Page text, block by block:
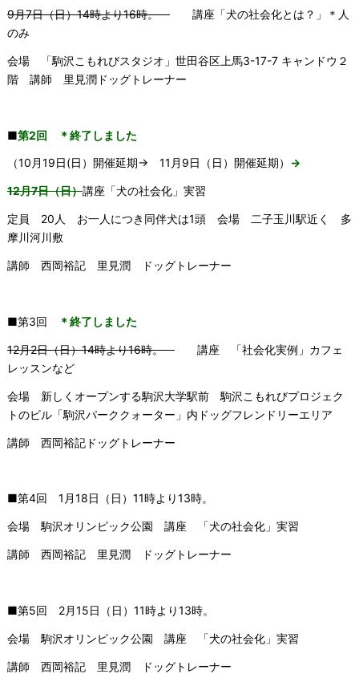
9月7日（日）14時より16時。講座「犬の社会化とは？」＊人
のみ
会場 「駒沢こもれびスタジオ」世田谷区上馬3-17-7 キャンドウ２
階 講師 里見潤ドッグトレーナー
■第2回 ＊終了しました
（10月19日(日）開催延期→ 11月9日（日）開催延期） →
12月7日（日）講座「犬の社会化」実習
定員 20人 お一人につき同伴犬は1頭 会場 二子玉川駅近く 多
摩川河川敷
講師 西岡裕記 里見潤 ドッグトレーナー
■第3回 ＊終了しました
12月2日（日）14時より16時。講座 「社会化実例」カフェ
レッスンなど
会場 新しくオープンする駒沢大学駅前 駒沢こもれびプロジェク
トのビル「駒沢パーククォーター」内ドッグフレンドリーエリア
講師 西岡裕記ドッグトレーナー
■第4回 1月18日（日）11時より13時。
会場 駒沢オリンピック公園 講座 「犬の社会化」実習
講師 西岡裕記 里見潤 ドッグトレーナー
■第5回 2月15日（日）11時より13時。
会場 駒沢オリンピック公園 講座 「犬の社会化」実習
講師 西岡裕記 里見潤 ドッグトレーナー